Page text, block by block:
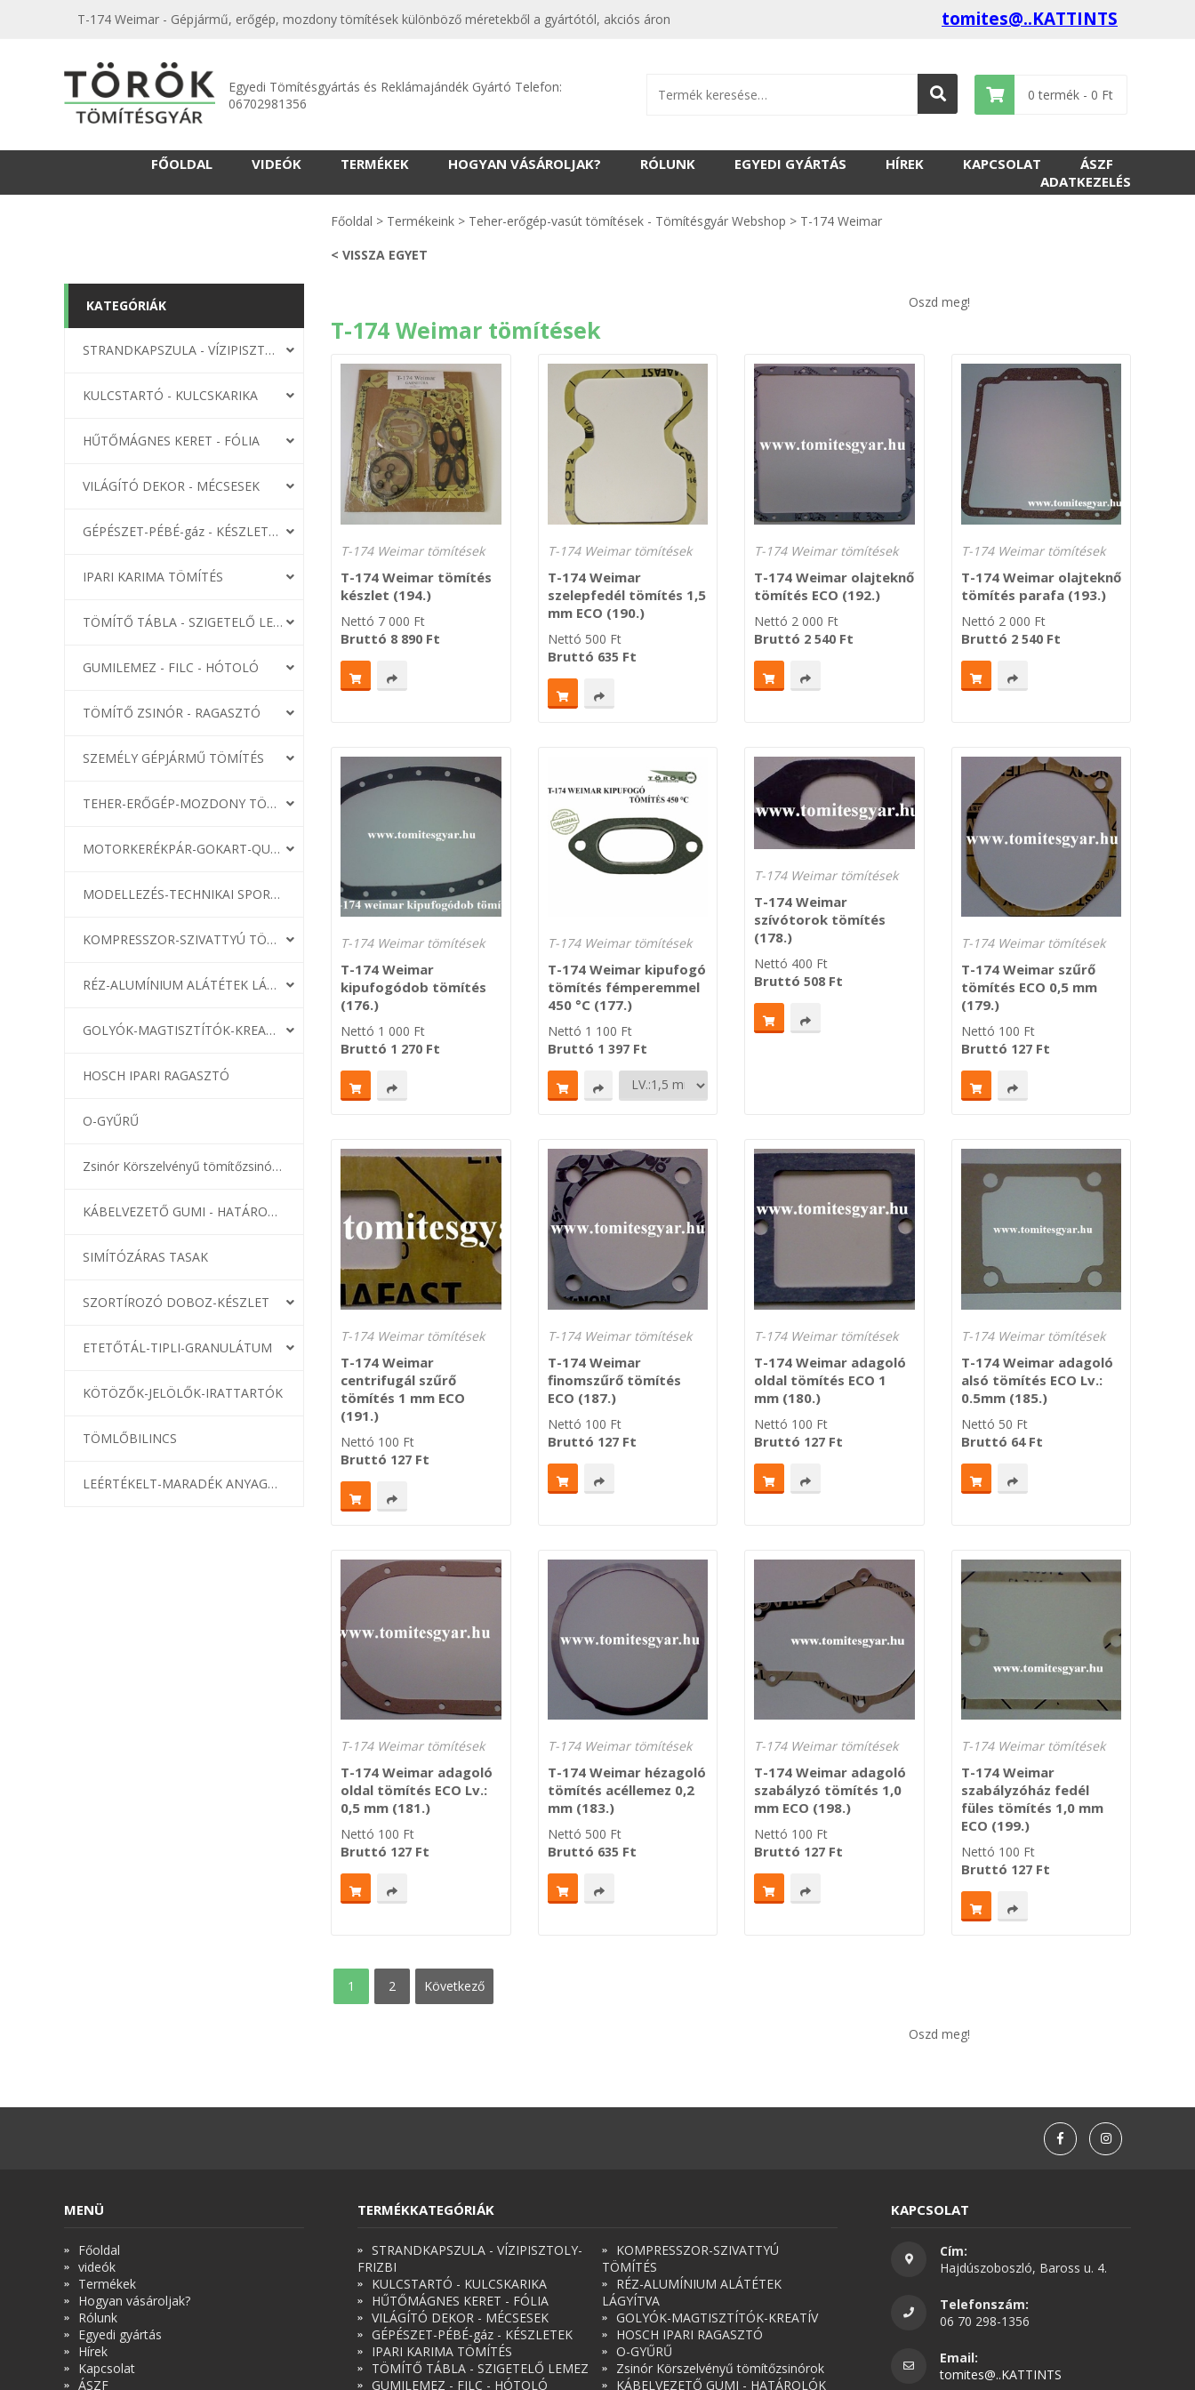
T-174 Weimar - Gépjármű, erőgép, mozdony tömítések különböző méretekből a gyártótól, akciós áron tomites@..KATTINTS
Egyedi Tömítésgyártás és Reklámajándék Gyártó Telefon:
06702981356
0 termék - 0 Ft
FŐOLDAL VIDEÓK TERMÉKEK HOGYAN VÁSÁROLJAK? RÓLUNK EGYEDI GYÁRTÁS HÍREK KAPCSOLAT
ÁSZF
ADATKEZELÉS
KATEGÓRIÁK
STRANDKAPSZULA - VÍZIPISZTOLY-FRIZBI
KULCSTARTÓ - KULCSKARIKA
HŰTŐMÁGNES KERET - FÓLIA
VILÁGÍTÓ DEKOR - MÉCSESEK
GÉPÉSZET-PÉBÉ-gáz - KÉSZLETEK
IPARI KARIMA TÖMÍTÉS
TÖMÍTŐ TÁBLA - SZIGETELŐ LEMEZ
GUMILEMEZ - FILC - HÓTOLÓ
TÖMÍTŐ ZSINÓR - RAGASZTÓ
SZEMÉLY GÉPJÁRMŰ TÖMÍTÉS
TEHER-ERŐGÉP-MOZDONY TÖMÍTÉS
MOTORKERÉKPÁR-GOKART-QUAD-CSÓNAKMOTOR TÖMÍTÉS
MODELLEZÉS-TECHNIKAI SPORT-MODELLSPORT
KOMPRESSZOR-SZIVATTYÚ TÖMÍTÉS
RÉZ-ALUMÍNIUM ALÁTÉTEK LÁGYÍTVA
GOLYÓK-MAGTISZTÍTÓK-KREATÍV
HOSCH IPARI RAGASZTÓ
O-GYŰRŰ
Zsinór Körszelvényű tömítőzsinórok
KÁBELVEZETŐ GUMI - HATÁROLÓK
SIMÍTÓZÁRAS TASAK
SZORTÍROZÓ DOBOZ-KÉSZLET
ETETŐTÁL-TIPLI-GRANULÁTUM
KÖTÖZŐK-JELÖLŐK-IRATTARTÓK
TÖMLŐBILINCS
LEÉRTÉKELT-MARADÉK ANYAGOK
Főoldal > Termékeink > Teher-erőgép-vasút tömítések - Tömítésgyár Webshop > T-174 Weimar
< VISSZA EGYET
Oszd meg!
T-174 Weimar tömítések
T-174 Weimar tömítések
T-174 Weimar tömítés
készlet (194.)
Nettó 7 000 Ft
Bruttó 8 890 Ft
T-174 Weimar tömítések
T-174 Weimar
szelepfedél tömítés 1,5
mm ECO (190.)
Nettó 500 Ft
Bruttó 635 Ft
T-174 Weimar tömítések
T-174 Weimar olajteknő
tömítés ECO (192.)
Nettó 2 000 Ft
Bruttó 2 540 Ft
T-174 Weimar tömítések
T-174 Weimar olajteknő
tömítés parafa (193.)
Nettó 2 000 Ft
Bruttó 2 540Ft
T-174 Weimar tömítések
T-174 Weimar
kipufogódob tömítés
(176.)
Nettó 1 000 Ft
Bruttó 1 270 Ft
T-174 Weimar tömítések
T-174 Weimar kipufogó
tömítés fémperemmel
450 °C (177.)
Nettó 1 100 Ft
Bruttó 1 397Ft
T-174 Weimar tömítések
T-174 Weimar
szívótorok tömítés
(178.)
Nettó 400 Ft
Bruttó 508 Ft
T-174 Weimar tömítések
T-174 Weimar szűrő
tömítés ECO 0,5 mm
(179.)
Nettó 100 Ft
Bruttó 127Ft
T-174 Weimar tömítések
T-174 Weimar
centrifugál szűrő
tömítés 1 mm ECO
(191.)
Nettó 100 Ft
Bruttó 127 Ft
T-174 Weimar tömítések
T-174 Weimar
finomszűrő tömítés
ECO (187.)
Nettó 100 Ft
Bruttó 127Ft
T-174 Weimar tömítések
T-174 Weimar adagoló
oldal tömítés ECO 1
mm (180.)
Nettó 100 Ft
Bruttó 127 Ft
T-174 Weimar tömítések
T-174 Weimar adagoló
alsó tömítés ECO Lv.:
0.5mm (185.)
Nettó 50 Ft
Bruttó 64Ft
T-174 Weimar tömítések
T-174 Weimar adagoló
oldal tömítés ECO Lv.:
0,5 mm (181.)
Nettó 100 Ft
Bruttó 127 Ft
T-174 Weimar tömítések
T-174 Weimar hézagoló
tömítés acéllemez 0,2
mm (183.)
Nettó 500 Ft
Bruttó 635 Ft
T-174 Weimar tömítések
T-174 Weimar adagoló
szabályzó tömítés 1,0
mm ECO (198.)
Nettó 100 Ft
Bruttó 127 Ft
T-174 Weimar tömítések
T-174 Weimar
szabályzóház fedél
füles tömítés 1,0 mm
ECO (199.)
Nettó 100 Ft
Bruttó 127Ft
1 2 következő
Oszd meg!
MENÜ
Főoldal
videók
Termékek
Hogyan vásároljak?
Rólunk
Egyedi gyártás
Hírek
Kapcsolat
ÁSZF
TERMÉKKATEGÓRIÁK
STRANDKAPSZULA - VÍZIPISZTOLY-
FRIZBI
KULCSTARTÓ - KULCSKARIKA
HŰTŐMÁGNES KERET - FÓLIA
VILÁGÍTÓ DEKOR - MÉCSESEK
GÉPÉSZET-PÉBÉ-gáz - KÉSZLETEK
IPARI KARIMA TÖMÍTÉS
TÖMÍTŐ TÁBLA - SZIGETELŐ LEMEZ
GUMILEMEZ - FILC - HÓTOLÓ
KOMPRESSZOR-SZIVATTYÚ
TÖMÍTÉS
RÉZ-ALUMÍNIUM ALÁTÉTEK
LÁGYÍTVA
GOLYÓK-MAGTISZTÍTÓK-KREATÍV
HOSCH IPARI RAGASZTÓ
O-GYŰRŰ
Zsinór Körszelvényű tömítőzsinórok
KÁBELVEZETŐ GUMI - HATÁROLÓK
KAPCSOLAT
Cím:
Hajdúszoboszló, Baross u. 4.
Telefonszám:
06 70 298-1356
Email:
tomites@..KATTINTS